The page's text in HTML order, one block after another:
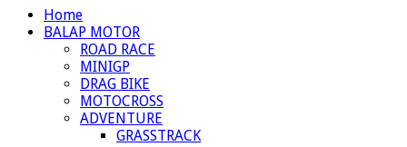
Home
BALAP MOTOR
ROAD RACE
MINIGP
DRAG BIKE
MOTOCROSS
ADVENTURE
GRASSTRACK